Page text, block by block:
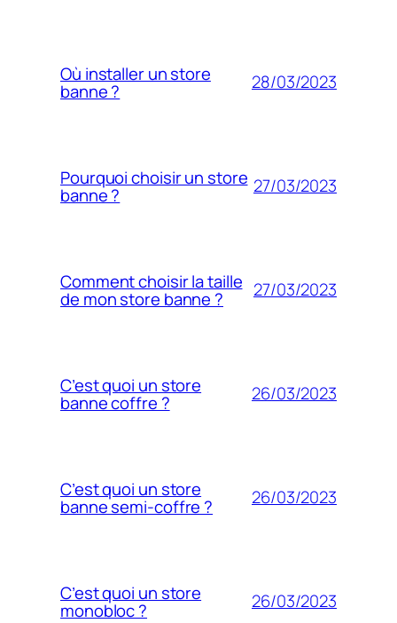
Où installer un store
banne ? 28/03/2023
Pourquoi choisir un store
banne ? 27/03/2023
Comment choisir la taille
de mon store banne ? 27/03/2023
C’est quoi un store
banne coffre ? 26/03/2023
C’est quoi un store
banne semi-coffre ? 26/03/2023
C’est quoi un store
monobloc ? 26/03/2023